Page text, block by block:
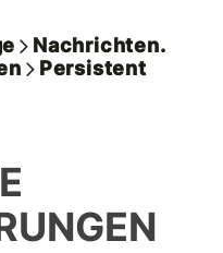
Nachrichten.
Persistent